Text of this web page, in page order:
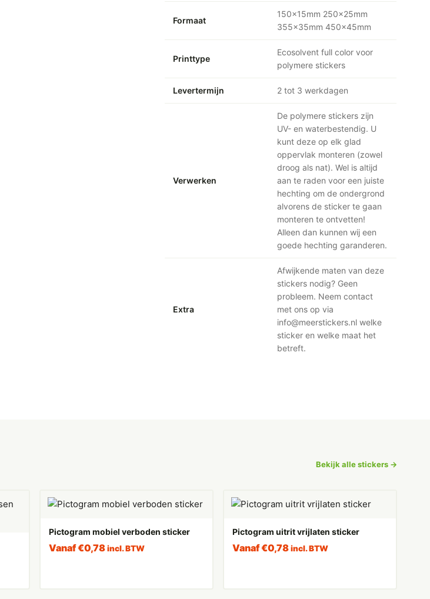
Formaat
150x15mm 250x25mm
355x35mm 450x45mm
Printtype
Ecosolvent full color voor
polymere stickers
Levertermijn 2 tot 3 werkdagen
Verwerken
De polymere stickers zijn
UV- en waterbestendig. U
kunt deze op elk glad
oppervlak monteren (zowel
droog als nat). Wel is altijd
aan te raden voor een juiste
hechting om de ondergrond
alvorens de sticker te gaan
monteren te ontvetten!
Alleen dan kunnen wij een
goede hechting garanderen.
Extra
Afwijkende maten van deze
stickers nodig? Geen
probleem. Neem contact
met ons op via
info@meerstickers.nl welke
sticker en welke maat het
betreft.
Bekijk alle stickers →
Pictogram mobiel verboden sticker
Vanaf€0,78 incl. BTW
Pictogram uitrit vrijlaten sticker
Vanaf€0,78 incl. BTW